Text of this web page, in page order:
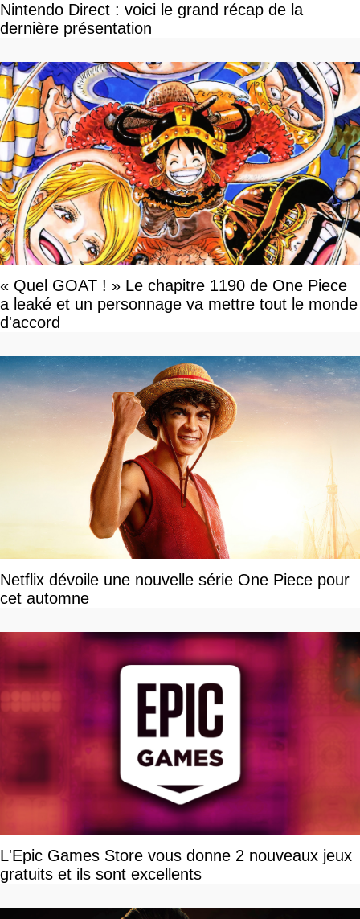
Nintendo Direct : voici le grand récap de la
dernière présentation
« Quel GOAT ! » Le chapitre 1190 de One Piece
a leaké et un personnage va mettre tout le monde
d'accord
Netflix dévoile une nouvelle série One Piece pour
cet automne
L'Epic Games Store vous donne 2 nouveaux jeux
gratuits et ils sont excellents